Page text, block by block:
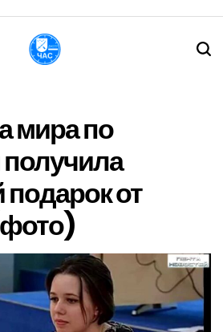
мира по
от